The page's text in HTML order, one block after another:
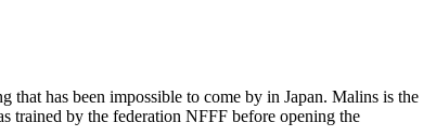
has been impossible to come by in Japan. Malins is the
trained by the federation NFFF before opening the